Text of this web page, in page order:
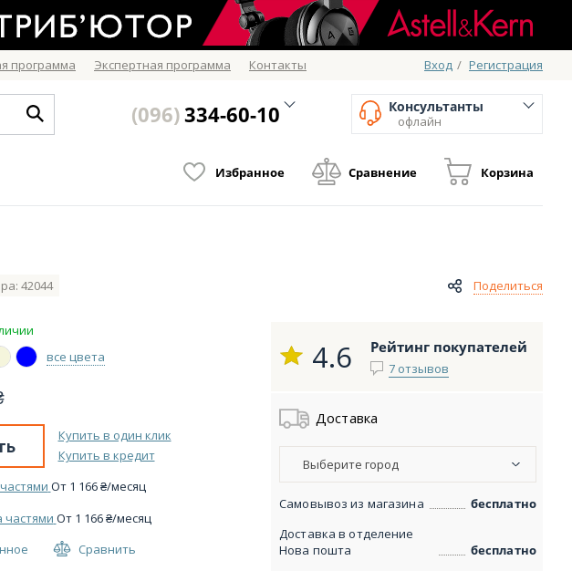
программа Экспертная программа Контакты Вход / Регистрация
(096)334-60-10 Консультанты
офлайн
Избранное Сравнение Корзина
42044 Поделиться
все цвета
Купить в один клик
Купить в кредит
От 1 166₴/месяц
частями От 1 166₴/месяц
Сравнить
4.6 Рейтинг покупателей
7 отзывов
Доставка
Выберите город
Самовывоз из магазина
бесплатно
Доставка в отделение
Нова пошта
бесплатно